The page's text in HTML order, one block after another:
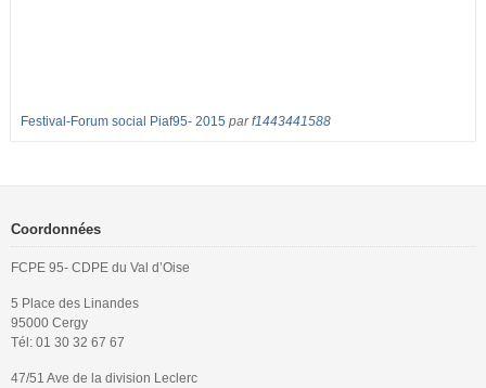
Festival-Forum social Piaf95- 2015 parf1443441588
Coordonnées
FCPE 95- CDPE du Val d’Oise
5 Place des Linandes
95000 Cergy
Tél: 01 30 32 67 67
47/51 Ave de la division Leclerc